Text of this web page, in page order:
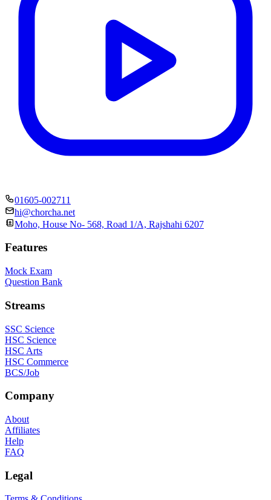
01605-002711
hi@chorcha.net
Moho, House No- 568, Road 1/A, Rajshahi 6207
Features
Mock Exam
Question Bank
Streams
SSC Science
HSC Science
HSC Arts
HSC Commerce
BCS/Job
Company
About
Affiliates
Help
FAQ
Legal